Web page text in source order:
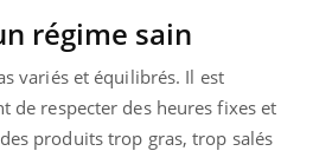
régime sain
variés et équilibrés. Il est
de respecter des heures fixes et
produits trop gras, trop salés